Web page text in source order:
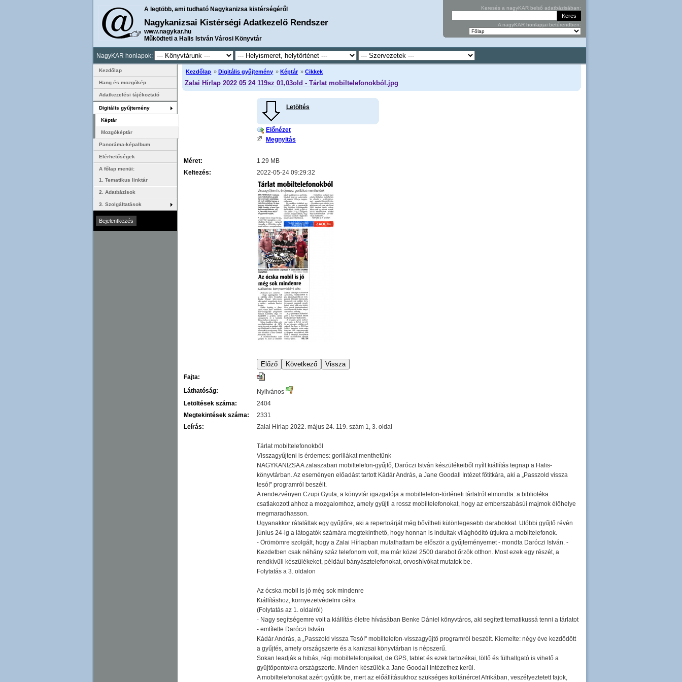
A legtöbb, ami tudható Nagykanizsa kistérségéről
Nagykanizsai Kistérségi Adatkezelő Rendszer
www.nagykar.hu
Működteti a Halis István Városi Könyvtár
Keresés a nagyKAR belső adatbázisában:
A nagyKAR honlapjai betűrendben:
NagyKAR honlapok:
Kezdőlap » Digitális gyűjtemény » Képtár »Cikkek
Zalai Hírlap 2022 05 24 119sz 01,03old - Tárlat mobiltelefonokból.jpg
Letöltés
Előnézet
Megnyitás
Méret:
1.29 MB
Keltezés:
2022-05-24 09:29:32
Fajta:
Láthatóság:
Nyilvános
Letöltések száma:
2404
Megtekintések száma:
2331
Leírás:
Zalai Hírlap 2022. május 24. 119. szám 1, 3. oldal
Tárlat mobiltelefonokból
Visszagyűjteni is érdemes: gorillákat menthetünk
NAGYKANIZSA A zalaszabari mobiltelefon-gyűjtő, Daróczi István készülékeiből nyílt kiállítás tegnap a Halis-
könyvtárban. Az eseményen előadást tartott Kádár András, a Jane Goodall Intézet főtitkára, aki a „Passzold vissza
tesó!" programról beszélt.
A rendezvényen Czupi Gyula, a könyvtár igazgatója a mobiltelefon-történeti tárlatról elmondta: a bibliotéka
csatlakozott ahhoz a mozgalomhoz, amely gyűjti a rossz mobiltelefonokat, hogy az emberszabásúi majmok élőhelye
megmaradhasson.
Ugyanakkor rátaláltak egy gyűjtőre, aki a repertoárját még bővítheti különlegesebb darabokkal. Utóbbi gyűjtő révén
június 24-ig a látogatók számára megtekinthető, hogy honnan is indultak világhódító útjukra a mobiltelefonok.
- Örömömre szolgált, hogy a Zalai Hírlapban mutathattam be először a gyűjteményemet - mondta Daróczi István. -
Kezdetben csak néhány száz telefonom volt, ma már közel 2500 darabot őrzök otthon. Most ezek egy részét, a
rendkívüli készülékeket, például bányásztelefonokat, orvoshívókat mutatok be.
Folytatás a 3. oldalon
Az ócska mobil is jó még sok mindenre
Kiállításhoz, környezetvédelmi célra
(Folytatás az 1. oldalról)
- Nagy segítségemre volt a kiállítás életre hívásában Benke Dániel könyvtáros, aki segített tematikussá tenni a tárlatot
- említette Daróczi István.
Kádár András, a „Passzold vissza Tesó!" mobiltelefon-visszagyűjtő programról beszélt. Kiemelte: négy éve kezdődött
a gyűjtés, amely országszerte és a kanizsai könyvtárban is népszerű.
Sokan leadják a hibás, régi mobiltelefonjaikat, de GPS, tablet és ezek tartozékai, töltő és fülhallgató is vihető a
gyűjtőpontokra országszerte. Minden készülék a Jane Goodall Intézethez kerül.
A mobiltelefonokat azért gyűjtik be, mert az előállításukhoz szükséges koltánércet Afrikában, veszélyeztetett fajok,
Kezdőlap
Hang és mozgókép
Adatkezelési tájékoztató
Digitális gyűjtemény
Képtár
Mozgóképtár
Panoráma-képalbum
Elérhetőségek
A főlap menüi:
1. Tematikus linktár
2. Adatbázisok
3. Szolgáltatások